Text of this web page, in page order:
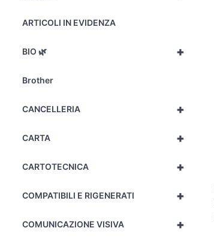
ARTICOLI IN EVIDENZA
+
BIO 🌿
Brother
+
CANCELLERIA
+
CARTA
+
CARTOTECNICA
+
COMPATIBILI E RIGENERATI
+
COMUNICAZIONE VISIVA